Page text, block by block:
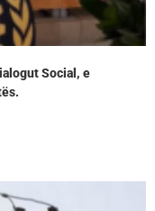
Social, e